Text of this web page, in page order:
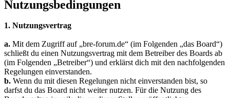
Nutzungsbedingungen
1. Nutzungsvertrag
a. Mit dem Zugriff auf „bre-forum.de“ (im Folgenden „das Board“)
schließt du einen Nutzungsvertrag mit dem Betreiber des Boards ab
(im Folgenden „Betreiber“) und erklärst dich mit den nachfolgenden
Regelungen einverstanden.
b. Wenn du mit diesen Regelungen nicht einverstanden bist, so
darfst du das Board nicht weiter nutzen. Für die Nutzung des